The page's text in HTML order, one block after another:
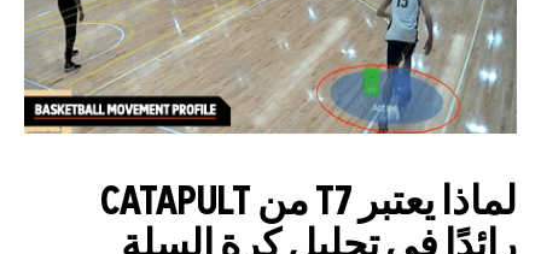
لماذا يعتبر T7 من CATAPULT
رائدًا في تحليل كرة السلة